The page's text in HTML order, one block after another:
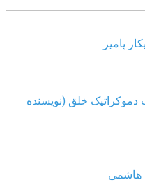
پامیر
خلق (نویسنده
هاشمی